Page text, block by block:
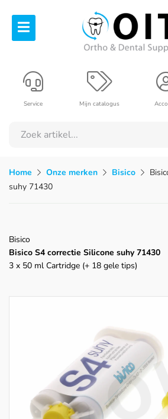
Mijn catalogus
Service
Home Onze merken Bisico
suhy 71430
Bisico
Bisico S4 correctie Silicone suhy 71430
3 x 50 ml Cartridge (+ 18 gele tips)